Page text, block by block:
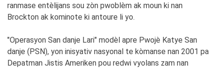
ranmase entèlijans sou zòn pwoblèm ak moun ki nan
Brockton ak kominote ki antoure li yo.
"Operasyon San danje Lari" modèl apre Pwojè Katye San
danje (PSN), yon inisyativ nasyonal te kòmanse nan 2001 pa
Depatman Jistis Ameriken pou redwi vyolans zam nan